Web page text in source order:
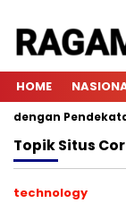
HOME
TopikSitus
technology